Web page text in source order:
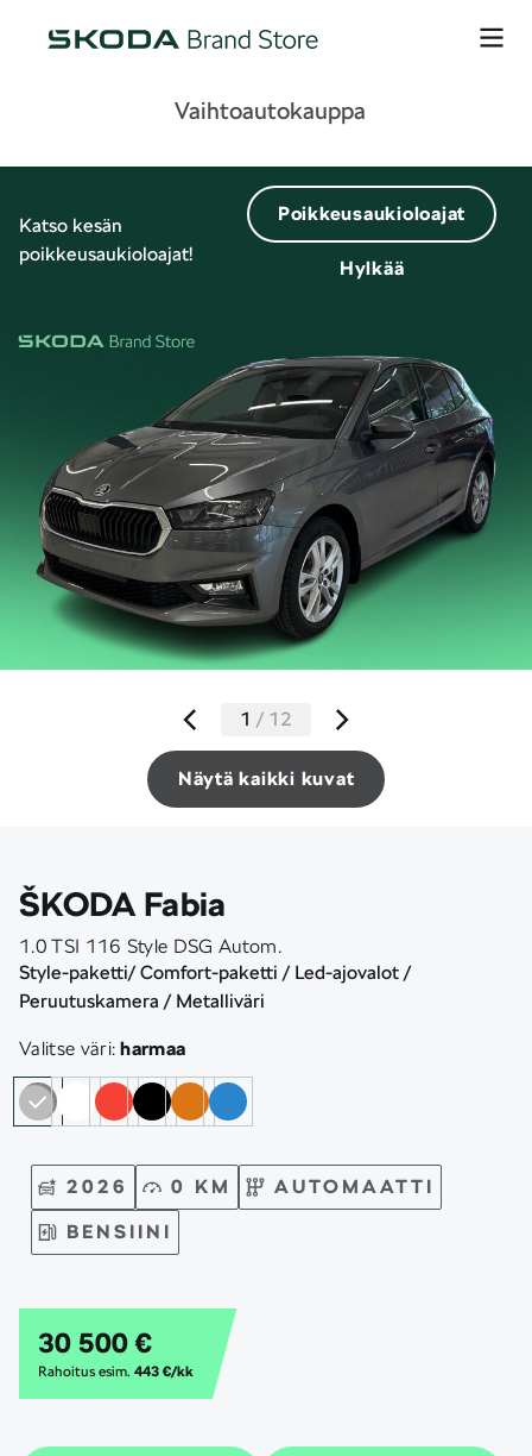
Vaihtoautokauppa
Katso kesän
poikkeusaukioloajat!
Poikkeusaukioloajat
Hylkää
Näytä kaikki kuvat
1 / 12
ŠKODA Fabia
1.0 TSI 116 Style DSG Autom.
Style-paketti/ Comfort-paketti / Led-ajovalot /
Peruutuskamera / Metalliväri
Valitse väri:harmaa
30 500 €
Rahoitus esim. 443 €/kk
2026 0 KM
AUTOMAATTI
BENSIINI